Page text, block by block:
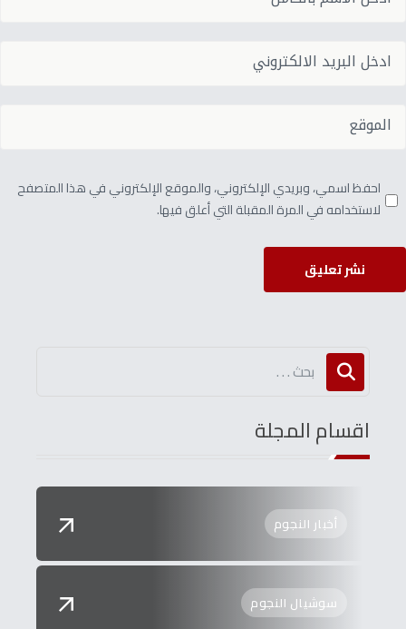
احفظ اسمي، وبريدي الإلكتروني، والموقع الإلكتروني في هذا المتصفح
لاستخدامه في المرة المقبلة التي أعلق فيها.
نشر تعليق
اقسام المجلة
أخبار النجوم
سوشيال النجوم